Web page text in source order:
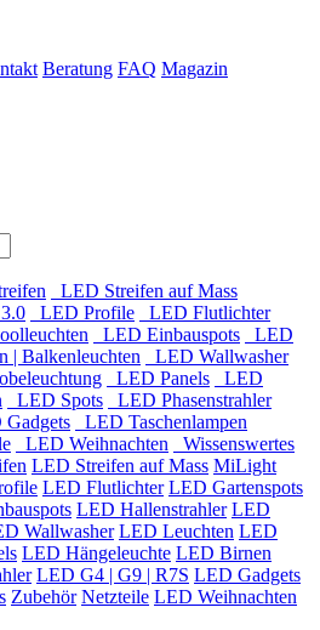
Beratung FAQ Magazin
LED Streifen auf Mass
LED Profile
LED Flutlichter
LED Einbauspots
LED
| Balkenleuchten
LED Wallwasher
LED Panels
LED
LED Spots
LED Phasenstrahler
LED Taschenlampen
LED Weihnachten
Wissenswertes
LED Streifen auf Mass MiLight
LED Flutlichter LED Gartenspots
LED Hallenstrahler LED
Wallwasher LED Leuchten LED
LED Hängeleuchte LED Birnen
LED G4 | G9 | R7S LED Gadgets
Zubehör Netzteile LED Weihnachten